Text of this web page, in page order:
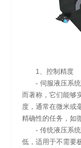
1、控制精度
- 伺服液压系统
而著称，它们能够
度，通常在微米或
精确性的任务，如
- 传统液压系统
低，适用于不需要